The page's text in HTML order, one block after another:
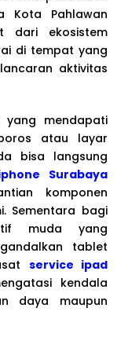
Kota Pahlawan
dari ekosistem
di tempat yang
aktivitas
yang mendapati
atau layar
bisa langsung
Surabaya
komponen
Sementara bagi
muda yang
tablet
service ipad
kendala
daya maupun